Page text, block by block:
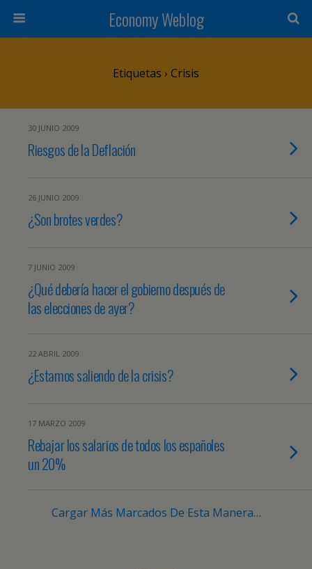
Economy Weblog
Etiquetas › Crisis
30 JUNIO 2009
Riesgos de la Deflación
26 JUNIO 2009
¿Son brotes verdes?
7 JUNIO 2009
¿Qué debería hacer el gobierno después de
las elecciones de ayer?
22 ABRIL 2009
¿Estamos saliendo de la crisis?
17 MARZO 2009
Rebajar los salarios de todos los españoles
un 20%
Cargar Más Marcados De Esta Manera…